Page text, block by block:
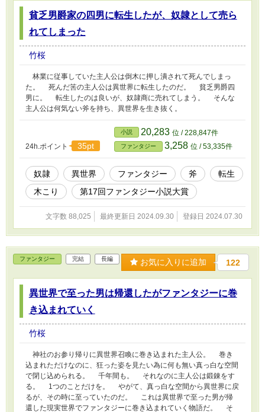
貧乏男爵家の四男に転生したが、奴隷として売ら
れてしまった
竹桜
林業に従事していた主人公は倒木に押し潰されて死んでしまっ
た。 死んだ筈の主人公は異世界に転生したのだ。 貧乏男爵四
男に。 転生したのは良いが、奴隷商に売れてしまう。 そんな
主人公は何気ない斧を持ち、異世界を生き抜く。
24h.ポイント 35pt
小説 20,283 位 / 228,847件
ファンタジー 3,258 位 / 53,335件
奴隷 異世界 ファンタジー 斧
転生
木こり
第17回ファンタジー小説大賞
文字数 88,025 最終更新日 2024.09.30 登録日 2024.07.30
ファンタジー 完結 長編 お気に入りに追加 122
異世界で至った男は帰還したがファンタジーに巻
き込まれていく
竹桜
神社のお参り帰りに異世界召喚に巻き込まれた主人公。 巻き
込まれただけなのに、狂った姿を見たい為に何も無い真っ白な空間
で閉じ込められる。 千年間も。 それなのに主人公は鍛錬をす
る。 1つのことだけを。 やがて、真っ白な空間から異世界に戻
るが、その時に至っていたのだ。 これは異世界で至った男が帰
還した現実世界でファンタジーに巻き込まれていく物語だ。 そ